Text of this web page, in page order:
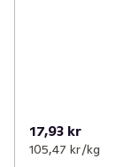
17,93 kr
105,47 kr /kg